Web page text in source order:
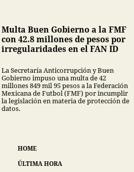
Multa Buen Gobierno a la FMF
con 42.8 millones de pesos por
irregularidades en el FAN ID
La Secretaría Anticorrupción y Buen
Gobierno impuso una multa de 42
millones 849 mil 95 pesos a la Federación
Mexicana de Futbol (FMF) por incumplir
la legislación en materia de protección de
datos.
HOME
ÚLTIMA HORA